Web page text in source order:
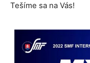
Tešíme sa na Vás!